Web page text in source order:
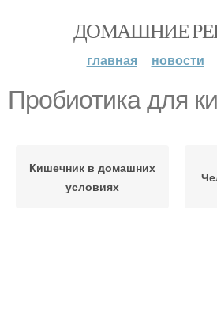
ДОМАШНИЕ
главная новости
Пробиотика для
Кишечник в домашних
условиях